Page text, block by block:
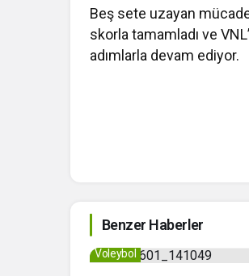
Beş sete uzayan
skorla tamamladı ve
adımlarla devam ediyor.
Benzer Haberler
Voleybol